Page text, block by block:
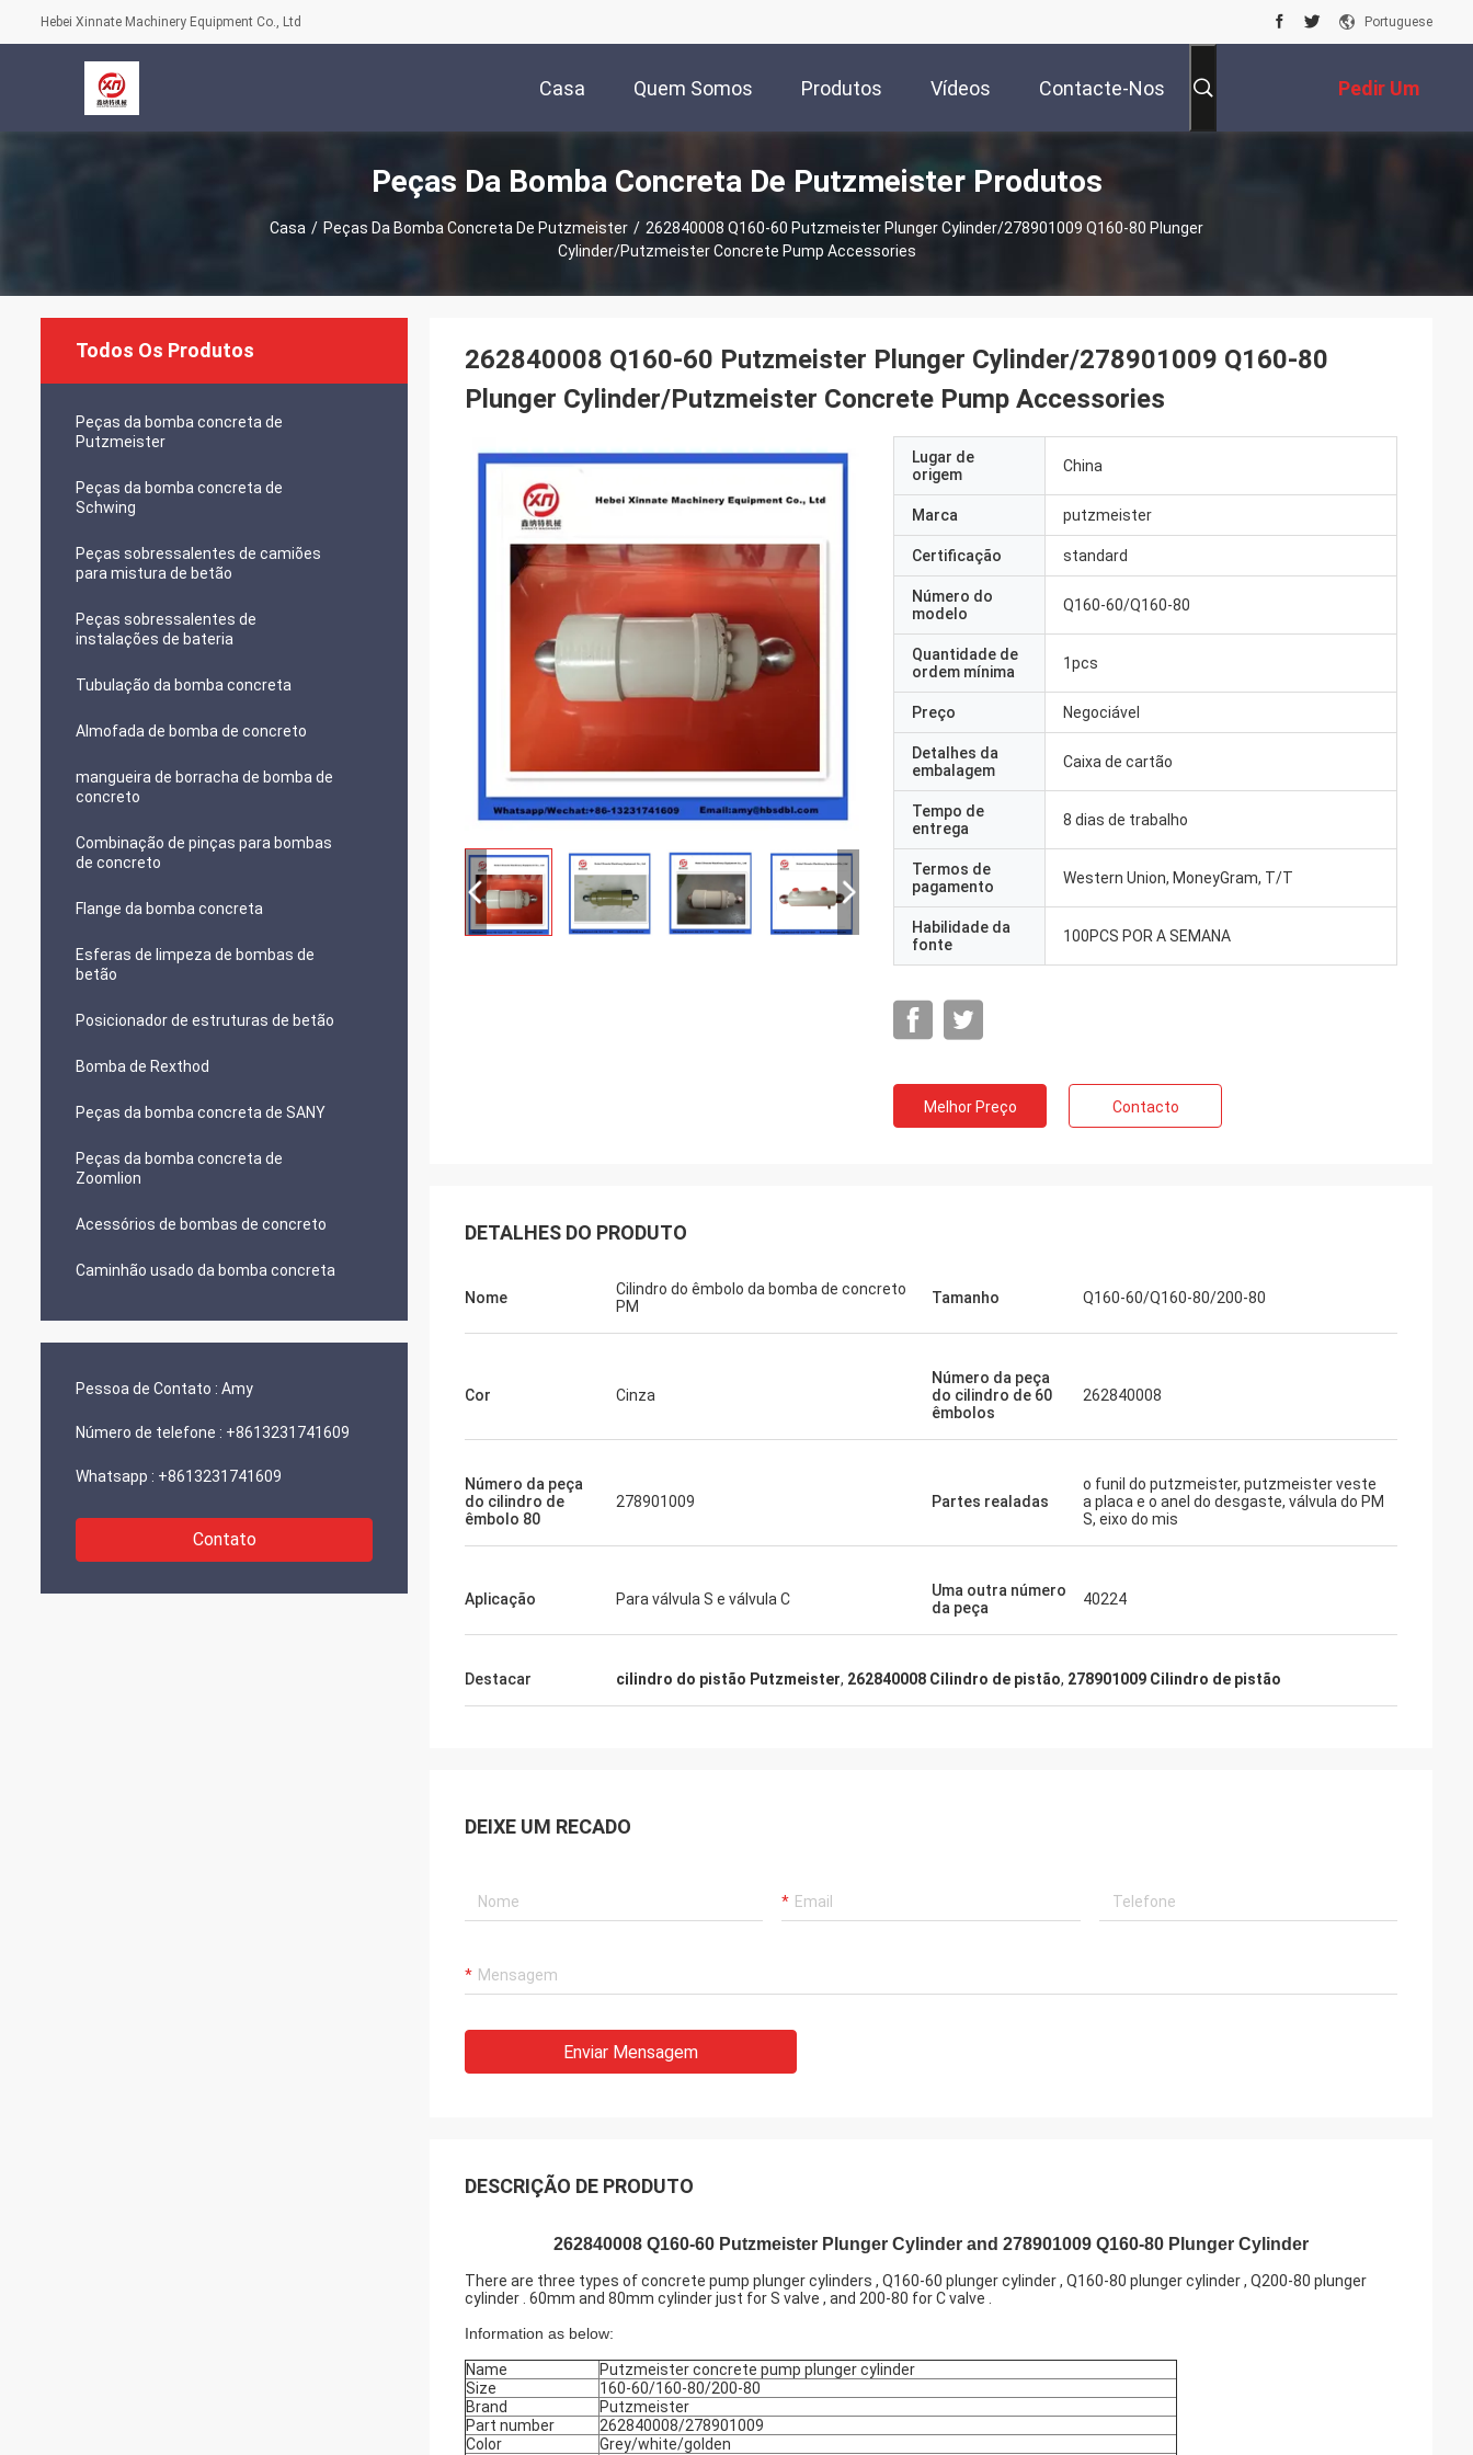
Hebei Xinnate Machinery Equipment Co., Ltd Portuguese
Casa Quem Somos Produtos Vídeos Contacte-Nos Pedir Um
Orçamento
Peças Da Bomba Concreta De Putzmeister Produtos
Casa / Peças Da Bomba Concreta De Putzmeister / 262840008 Q160-60 Putzmeister Plunger Cylinder/278901009 Q160-80 Plunger
Cylinder/Putzmeister Concrete Pump Accessories
Todos Os Produtos
Peças da bomba concreta de
Putzmeister
Peças da bomba concreta de
Schwing
Peças sobressalentes de camiões
para mistura de betão
Peças sobressalentes de
instalações de bateria
Tubulação da bomba concreta
Almofada de bomba de concreto
mangueira de borracha de bomba de
concreto
Combinação de pinças para bombas
de concreto
Flange da bomba concreta
Esferas de limpeza de bombas de
betão
Posicionador de estruturas de betão
Bomba de Rexthod
Peças da bomba concreta de SANY
Peças da bomba concreta de
Zoomlion
Acessórios de bombas de concreto
Caminhão usado da bomba concreta
Pessoa de Contato : Amy
Número de telefone : +8613231741609
Whatsapp : +8613231741609
Contato
262840008 Q160-60 Putzmeister Plunger Cylinder/278901009 Q160-80
Plunger Cylinder/Putzmeister Concrete Pump Accessories
Lugar de
origem
China
Marca putzmeister
Certificação standard
Número do
modelo
Q160-60/Q160-80
Quantidade de
ordem mínima
1pcs
Preço Negociável
Detalhes da
embalagem
Caixa de cartão
Tempo de
entrega
8 dias de trabalho
Termos de
pagamento
Western Union, MoneyGram, T/T
Habilidade da
fonte
100PCS POR A SEMANA
Melhor Preço Contacto
DETALHES DO PRODUTO
Nome
Cilindro do êmbolo da bomba de concreto
PM
Tamanho Q160-60/Q160-80/200-80
Cor Cinza
Número da peça
do cilindro de 60
êmbolos
262840008
Número da peça
do cilindro de
êmbolo 80
278901009 Partes realadas
o funil do putzmeister, putzmeister veste
a placa e o anel do desgaste, válvula do PM
S, eixo do mis
Aplicação Para válvula S e válvula C
Uma outra número
da peça
40224
Destacar cilindro do pistão Putzmeister, 262840008 Cilindro de pistão, 278901009 Cilindro de pistão
DEIXE UM RECADO
Enviar Mensagem
DESCRIÇÃO DE PRODUTO
262840008 Q160-60 Putzmeister Plunger Cylinder and 278901009 Q160-80 Plunger Cylinder
There are three types of concrete pump plunger cylinders , Q160-60 plunger cylinder , Q160-80 plunger cylinder , Q200-80 plunger
cylinder . 60mm and 80mm cylinder just for S valve , and 200-80 for C valve .
Information as below:
Name
Putzmeister concrete pump plunger cylinder
Size
160-60/160-80/200-80
Brand
Putzmeister
Part number
262840008/278901009
Color
Grey/white/golden